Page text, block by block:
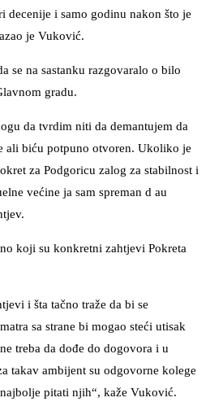
decenije i samo godinu nakon što je
je Vuković.
se na sastanku razgovaralo o bilo
gradu.
da tvrdim niti da demantujem da
ali biću potpuno otvoren. Ukoliko je
za Podgoricu zalog za stabilnost i
većine ja sam spreman d au
koji su konkretni zahtjevi Pokreta
i šta tačno traže da bi se
sa strane bi mogao steći utisak
treba da dođe do dogovora i u
takav ambijent su odgovorne kolege
pitati njih“, kaže Vuković.